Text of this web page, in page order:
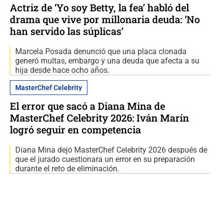
Actriz de ‘Yo soy Betty, la fea’ habló del
drama que vive por millonaria deuda: ‘No
han servido las súplicas’
Marcela Posada denunció que una placa clonada
generó multas, embargo y una deuda que afecta a su
hija desde hace ocho años.
MasterChef Celebrity
El error que sacó a Diana Mina de
MasterChef Celebrity 2026: Iván Marín
logró seguir en competencia
Diana Mina dejó MasterChef Celebrity 2026 después de
que el jurado cuestionara un error en su preparación
durante el reto de eliminación.